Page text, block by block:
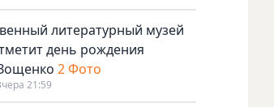
литературный музей
день рождения
2 Фото
21:59